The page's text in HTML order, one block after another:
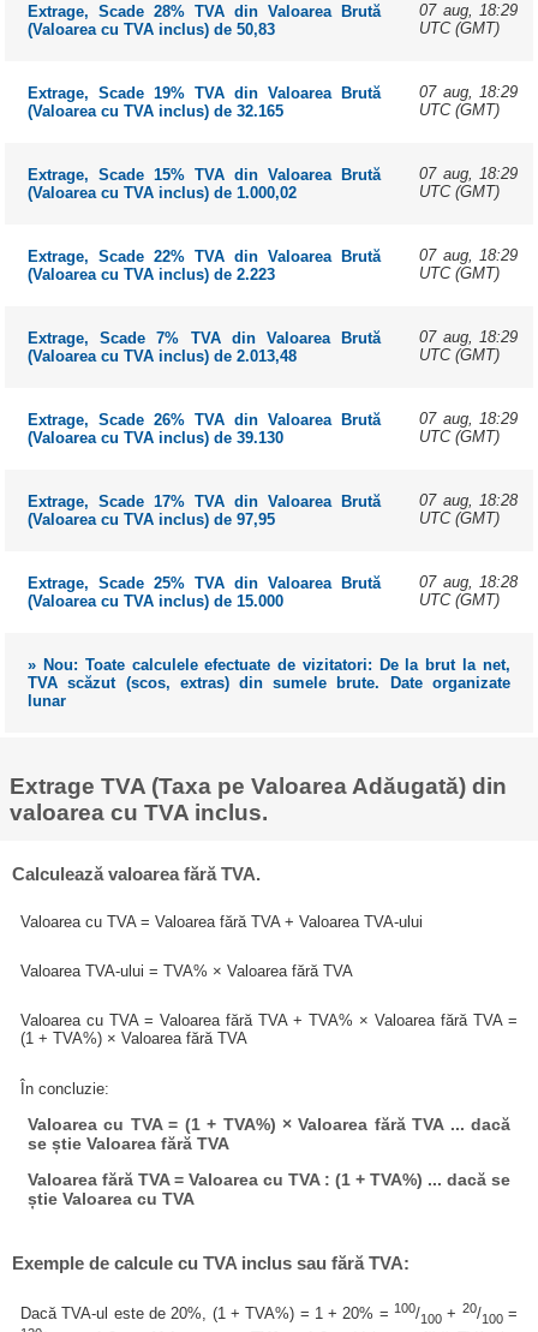
Extrage, Scade 28% TVA din Valoarea Brută
(Valoarea cu TVA inclus) de 50,83
07 aug, 18:29
UTC (GMT)
Extrage, Scade 19% TVA din Valoarea Brută
(Valoarea cu TVA inclus) de 32.165
07 aug, 18:29
UTC (GMT)
Extrage, Scade 15% TVA din Valoarea Brută
(Valoarea cu TVA inclus) de 1.000,02
07 aug, 18:29
UTC (GMT)
Extrage, Scade 22% TVA din Valoarea Brută
(Valoarea cu TVA inclus) de 2.223
07 aug, 18:29
UTC (GMT)
Extrage, Scade 7% TVA din Valoarea Brută
(Valoarea cu TVA inclus) de 2.013,48
07 aug, 18:29
UTC (GMT)
Extrage, Scade 26% TVA din Valoarea Brută
(Valoarea cu TVA inclus) de 39.130
07 aug, 18:29
UTC (GMT)
Extrage, Scade 17% TVA din Valoarea Brută
(Valoarea cu TVA inclus) de 97,95
07 aug, 18:28
UTC (GMT)
Extrage, Scade 25% TVA din Valoarea Brută
(Valoarea cu TVA inclus) de 15.000
07 aug, 18:28
UTC (GMT)
» Nou: Toate calculele efectuate de vizitatori: De la brut la net,
TVA scăzut (scos, extras) din sumele brute. Date organizate
lunar
Extrage TVA (Taxa pe Valoarea Adăugată) din
valoarea cu TVA inclus.
Calculează valoarea fără TVA.
Valoarea cu TVA = Valoarea fără TVA + Valoarea TVA-ului
Valoarea TVA-ului = TVA% × Valoarea fără TVA
Valoarea cu TVA = Valoarea fără TVA + TVA% × Valoarea fără TVA =
(1 + TVA%) × Valoarea fără TVA
În concluzie:
Valoarea cu TVA = (1 + TVA%) × Valoarea fără TVA ... dacă
se știe Valoarea fără TVA
Valoarea fără TVA = Valoarea cu TVA : (1 + TVA%) ... dacă se
știe Valoarea cu TVA
Exemple de calcule cu TVA inclus sau fără TVA:
Dacă TVA-ul este de 20%, (1 + TVA%) = 1 + 20% = 100/100+ 20/100=